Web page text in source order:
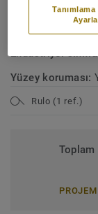
Bağlayıcı içerik:
Ticari
Endüstriyel
Yüzey koruması:
Rulo (1 ref.)